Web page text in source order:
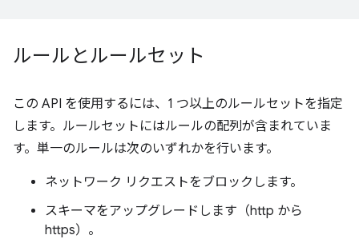
ルールとルールセット
この API を使用するには、1 つ以上のルールセットを指定
します。ルールセットにはルールの配列が含まれていま
す。単一のルールは次のいずれかを行います。
ネットワーク リクエストをブロックします。
スキーマをアップグレードします（http から
https）。